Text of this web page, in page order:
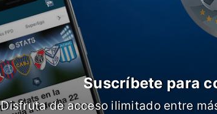
También te puede interesar
El Madrid pondría una fortuna por
Pochettino aclaró que no agarra la
¿Vas a volver Leo?
Mexico recibirá a Costa Rica en la
Suscríbete para
Disfruta de acceso ilimitado entre